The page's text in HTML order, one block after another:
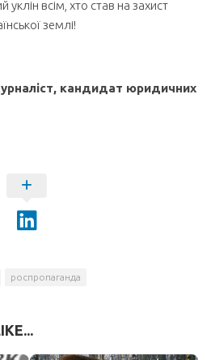
всім, хто став на захист
землі!
кандидат юридичних
роспропаганда